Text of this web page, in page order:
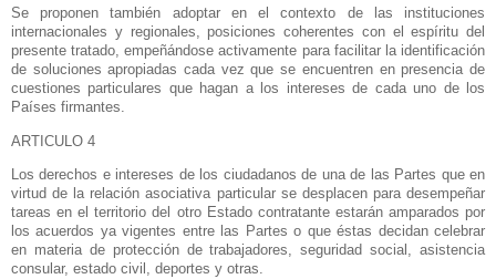
Se proponen también adoptar en el contexto de las instituciones
internacionales y regionales, posiciones coherentes con el espíritu del
presente tratado, empeñándose activamente para facilitar la identificación
de soluciones apropiadas cada vez que se encuentren en presencia de
cuestiones particulares que hagan a los intereses de cada uno de los
Países firmantes.
ARTICULO 4
Los derechos e intereses de los ciudadanos de una de las Partes que en
virtud de la relación asociativa particular se desplacen para desempeñar
tareas en el territorio del otro Estado contratante estarán amparados por
los acuerdos ya vigentes entre las Partes o que éstas decidan celebrar
en materia de protección de trabajadores, seguridad social, asistencia
consular, estado civil, deportes y otras.